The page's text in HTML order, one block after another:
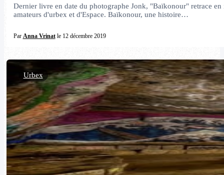
Dernier livre en date du photographe Jonk, "Baïkonour" retrace
amateurs d'urbex et d'Espace. Baïkonour, une histoire…
Par Anna Vrinatle 12 décembre 2019
Urbex